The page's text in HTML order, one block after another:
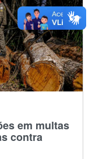
em multas
contra